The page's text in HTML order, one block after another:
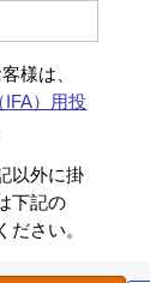
様は、
IFA）用投
以外に掛
下記の
ださい。